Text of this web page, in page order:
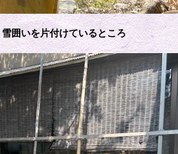
雪囲いを片付けているところ